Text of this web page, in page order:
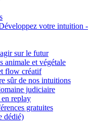
votre intuition -
sur le futur
animale et végétale
flow créatif
sûr de nos intuitions
judiciaire
en replay
gratuites
dédié)